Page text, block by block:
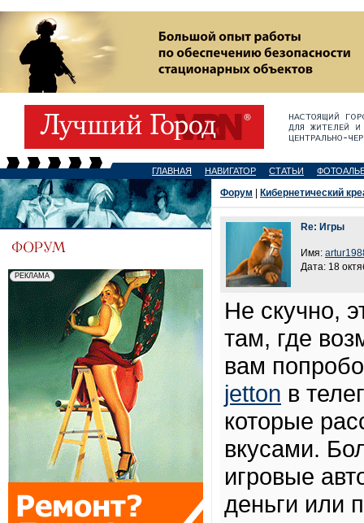
ГЛАВНАЯ НАВИГАТОР СТАТЬИ
Форум Кибернетический
Re: Игры
Имя:
Дата: 18
Не скучно,
там, где
вам
jetton в
которые
вкусами.
игровые
деньги или